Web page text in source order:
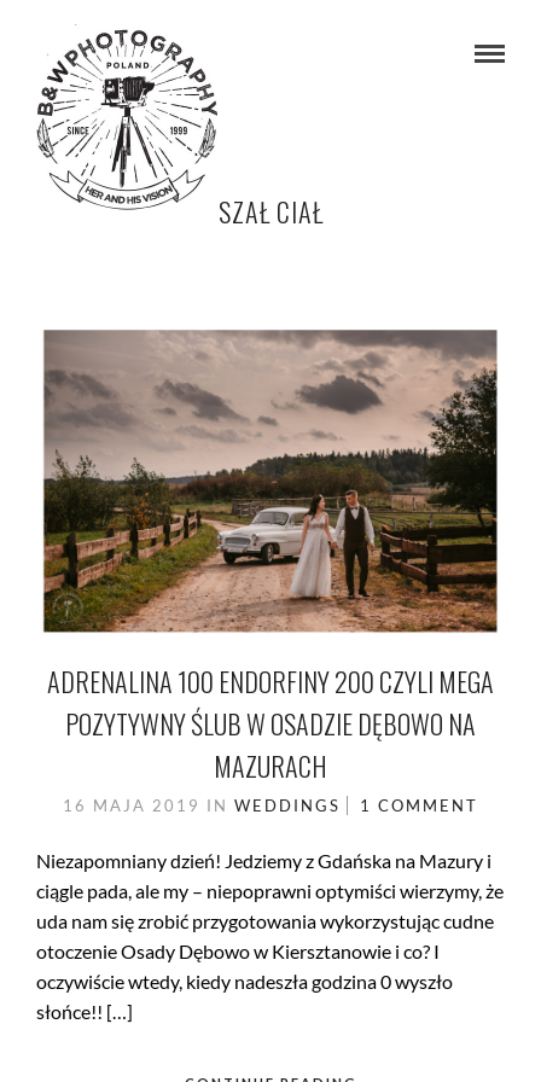
SZAŁ CIAŁ
ADRENALINA 100 ENDORFINY 200 CZYLI MEGA
POZYTYWNY ŚLUB W OSADZIE DĘBOWO NA
MAZURACH
16 MAJA 2019 IN WEDDINGS 1 COMMENT
Niezapomniany dzień! Jedziemy z Gdańska na Mazury i
ciągle pada, ale my – niepoprawni optymiści wierzymy, że
uda nam się zrobić przygotowania wykorzystując cudne
otoczenie Osady Dębowo w Kiersztanowie i co? I
oczywiście wtedy, kiedy nadeszła godzina 0 wyszło
słońce!! […]